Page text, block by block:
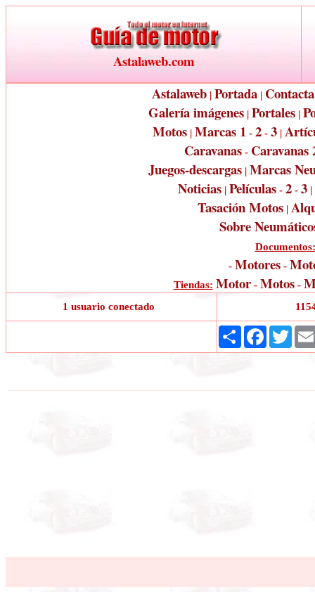
Astalaweb.com
Astalaweb| Portada| Contacta
Galería imágenes| Portales|
Motos| Marcas 1 - 2- 3|
Caravanas - Caravanas
Juegos-descargas| Marcas
Noticias | Películas - 2 - 3 |
Tasación Motos |
Sobre
Documentos:
- Motores -
Tiendas: Motor- Motos -
1 usuario conectado
ShareFacebook